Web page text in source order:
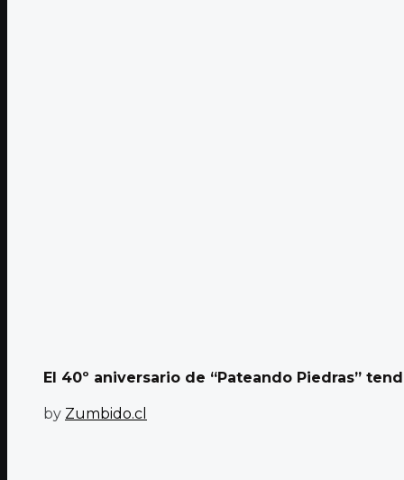
El 40º aniversario de “Pateando Piedras”
by Zumbido.cl